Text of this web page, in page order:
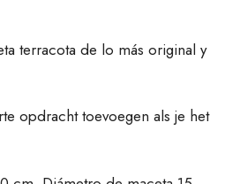
terracota de lo más original y
opdracht toevoegen als je het